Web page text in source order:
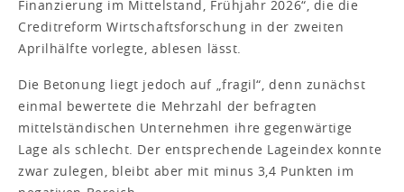
Finanzierung im Mittelstand, Frühjahr 2026“, die die
Creditreform Wirtschaftsforschung in der zweiten
Aprilhälfte vorlegte, ablesen lässt.
Die Betonung liegt jedoch auf „fragil“, denn zunächst
einmal bewertete die Mehrzahl der befragten
mittelständischen Unternehmen ihre gegenwärtige
Lage als schlecht. Der entsprechende Lageindex konnte
zwar zulegen, bleibt aber mit minus 3,4 Punkten im